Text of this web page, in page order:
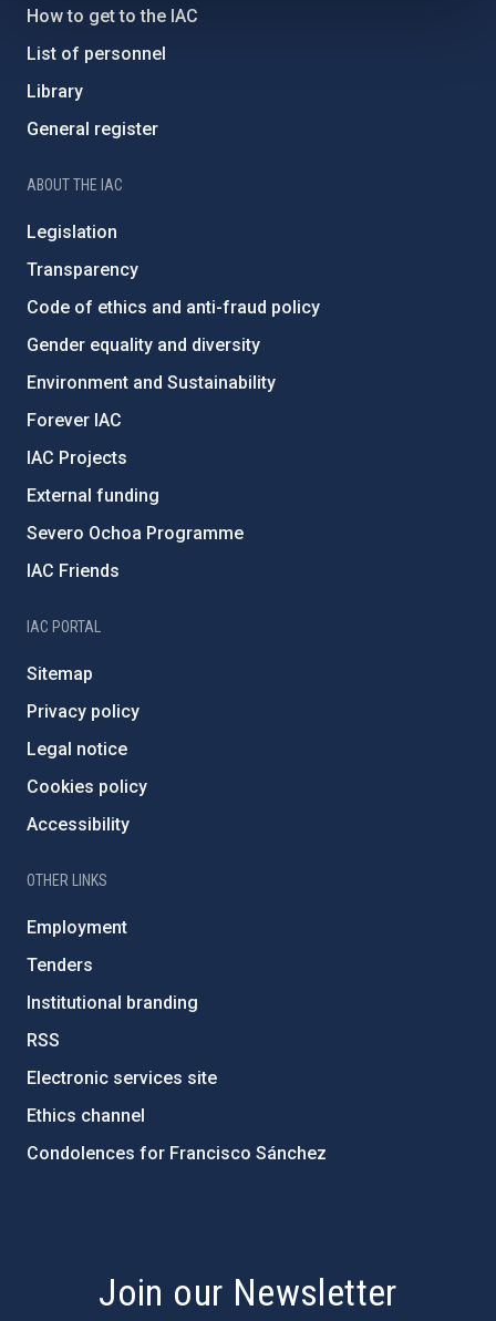
How to get to the IAC
List of personnel
Library
General register
ABOUT THE IAC
Legislation
Transparency
Code of ethics and anti-fraud policy
Gender equality and diversity
Environment and Sustainability
Forever IAC
IAC Projects
External funding
Severo Ochoa Programme
IAC Friends
IAC PORTAL
Sitemap
Privacy policy
Legal notice
Cookies policy
Accessibility
OTHER LINKS
Employment
Tenders
Institutional branding
RSS
Electronic services site
Ethics channel
Condolences for Francisco Sánchez
Join our Newsletter